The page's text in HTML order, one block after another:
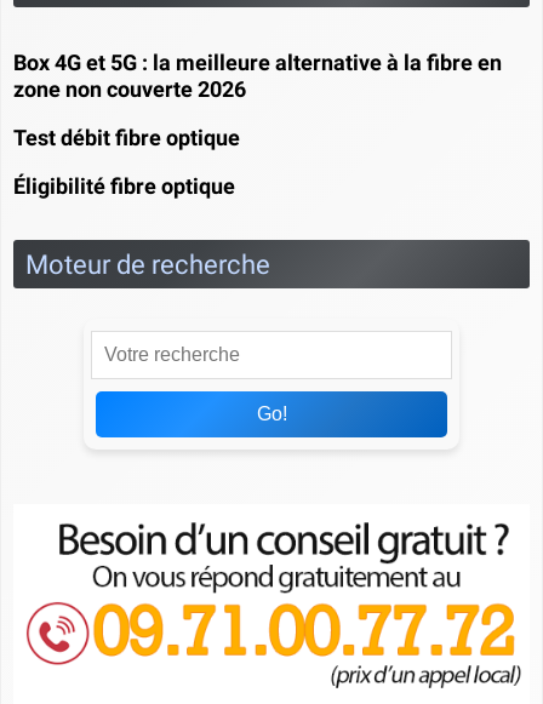
Box 4G et 5G : la meilleure alternative à la fibre en
zone non couverte 2026
Test débit fibre optique
Éligibilité fibre optique
Moteur de recherche
Go!